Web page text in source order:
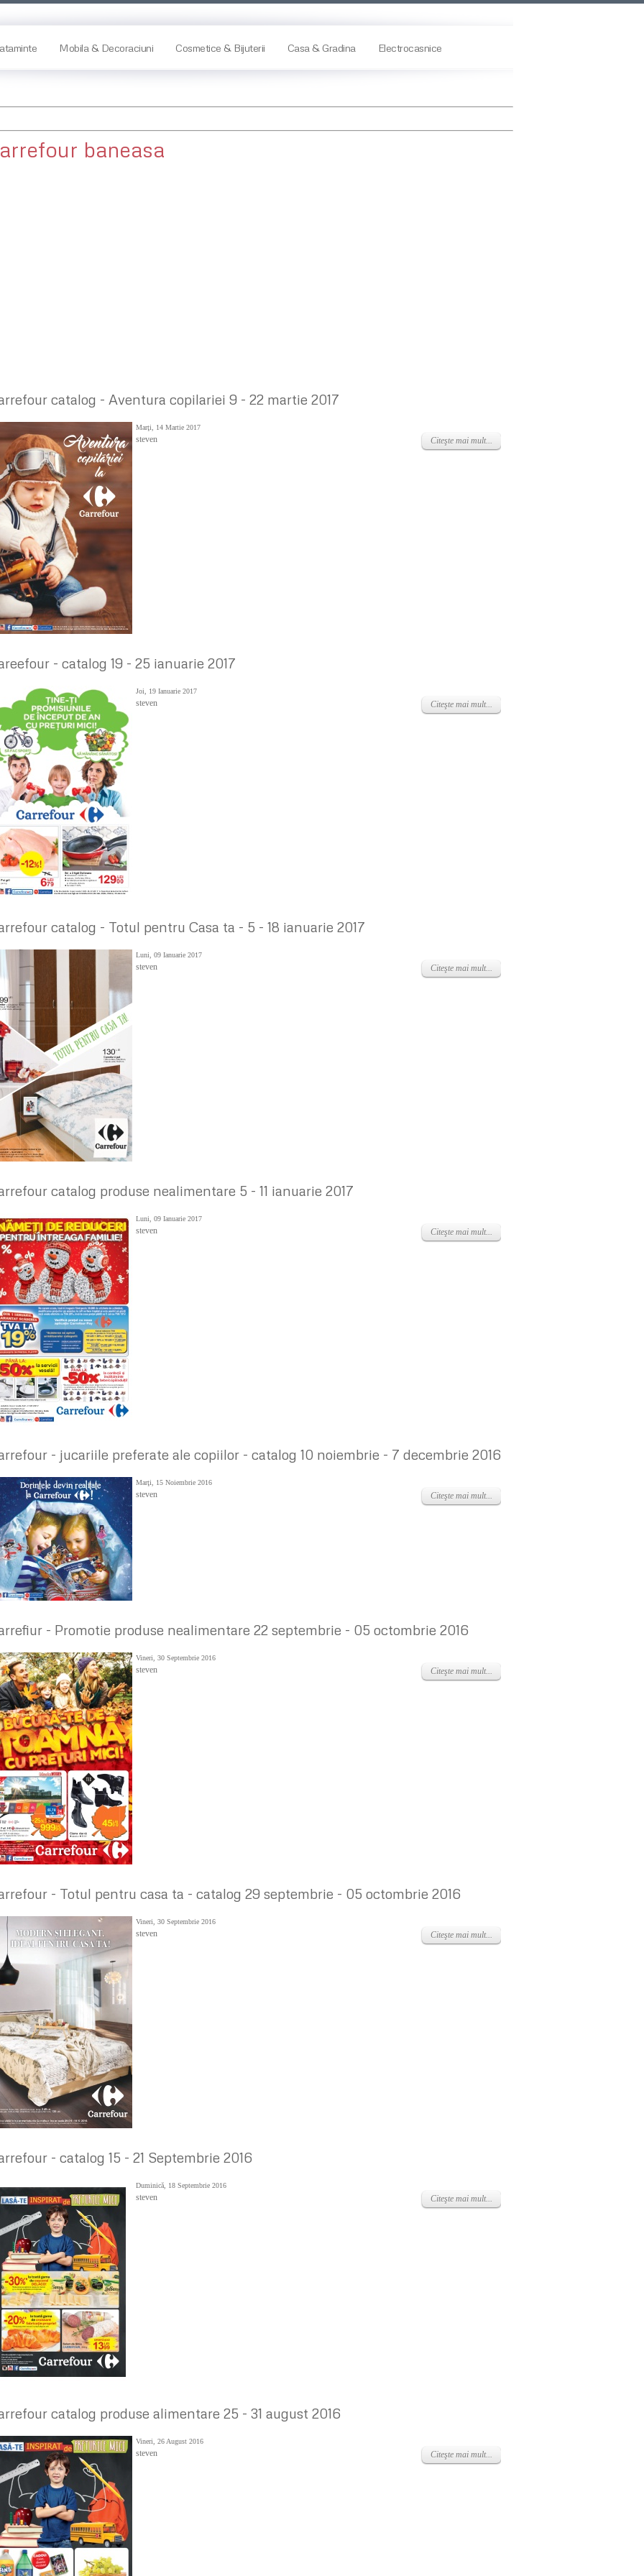
Mobila & Decoraciuni Cosmetice & Bijuterii Casa & Gradina Electrocasnice
baneasa
catalog - Aventura copilariei 9 - 22 martie 2017
Marţi, 14 Martie 2017
steven Citeşte mai mult...
- catalog 19 - 25 ianuarie 2017
Joi, 19 Ianuarie 2017
steven Citeşte mai mult...
catalog - Totul pentru Casa ta - 5 - 18 ianuarie 2017
Luni, 09 Ianuarie 2017
steven Citeşte mai mult...
catalog produse nealimentare 5 - 11 ianuarie 2017
Luni, 09 Ianuarie 2017
steven Citeşte mai mult...
- jucariile preferate ale copiilor - catalog 10 noiembrie - 7 decembrie 2016
Marţi, 15 Noiembrie 2016
steven Citeşte mai mult...
- Promotie produse nealimentare 22 septembrie - 05 octombrie 2016
Vineri, 30 Septembrie 2016
steven Citeşte mai mult...
- Totul pentru casa ta - catalog 29 septembrie - 05 octombrie 2016
Vineri, 30 Septembrie 2016
steven Citeşte mai mult...
- catalog 15 - 21 Septembrie 2016
Duminică, 18 Septembrie 2016
steven Citeşte mai mult...
catalog produse alimentare 25 - 31 august 2016
Vineri, 26 August 2016
steven Citeşte mai mult...